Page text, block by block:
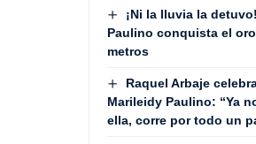
¡Ni la lluvia la
Paulino conquista el
metros
Raquel Arbaje
Marileidy Paulino: “Ya
ella, corre por todo un